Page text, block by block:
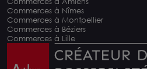
Commerces à Nîmes
Commerces à Montpellier
Commerces à Béziers
Commerces à Lille